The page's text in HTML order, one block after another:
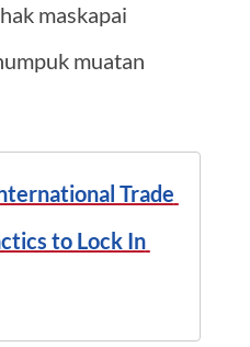
maskapai
muatan
Trade
to Lock In